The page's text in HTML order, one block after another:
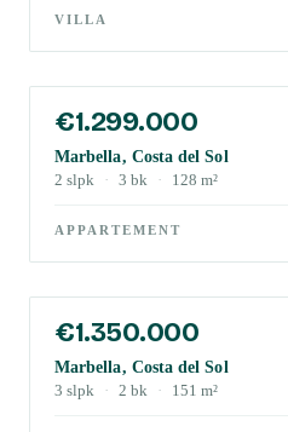
VILLA
€1.299.000
Marbella, Costa del Sol
2 slpk · 3 bk · 128 m²
APPARTEMENT
€1.350.000
Marbella, Costa del Sol
3 slpk · 2 bk · 151 m²